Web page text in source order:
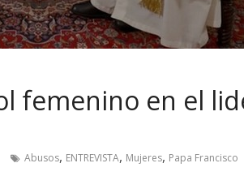
femenino en el
Abusos, ENTREVISTA, Mujeres, Papa Francisco